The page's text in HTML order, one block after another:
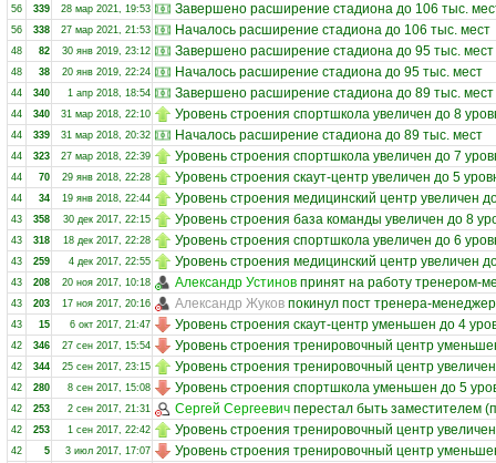
56 339 28 мар 2021, 19:53 Завершено расширение стадиона до 106 тыс.
56 338 27 мар 2021, 21:53 Началось расширение стадиона до 106 тыс. мест
48 82 30 янв 2019, 23:12 Завершено расширение стадиона до 95 тыс. мест
48 38 20 янв 2019, 22:24 Началось расширение стадиона до 95 тыс. мест
44 340 1 апр 2018, 18:54 Завершено расширение стадиона до 89 тыс. мест
44 340 31 мар 2018, 22:10 Уровень строения спортшкола увеличен до 8
44 339 31 мар 2018, 20:32 Началось расширение стадиона до 89 тыс. мест
44 323 27 мар 2018, 22:39 Уровень строения спортшкола увеличен до 7
44 70 29 янв 2018, 22:28 Уровень строения скаут-центр увеличен до 5
44 34 19 янв 2018, 22:44 Уровень строения медицинский центр увеличен
43 358 30 дек 2017, 22:15 Уровень строения база команды увеличен до 8
43 318 18 дек 2017, 22:28 Уровень строения спортшкола увеличен до 6
43 259 4 дек 2017, 22:55 Уровень строения медицинский центр увеличен
43 208 20 ноя 2017, 10:18 Александр Устинов принят на работу тренером-
43 203 17 ноя 2017, 20:16 Александр Жуков покинул пост тренера-
43 15 6 окт 2017, 21:47 Уровень строения скаут-центр уменьшен до 4
42 346 27 сен 2017, 15:54 Уровень строения тренировочный центр
42 344 25 сен 2017, 23:15 Уровень строения тренировочный центр
42 280 8 сен 2017, 15:08 Уровень строения спортшкола уменьшен до 5
42 253 2 сен 2017, 21:31 Сергей Сергеевич перестал быть заместителем
42 253 1 сен 2017, 22:42 Уровень строения тренировочный центр
42 5 3 июл 2017, 17:07 Уровень строения тренировочный центр